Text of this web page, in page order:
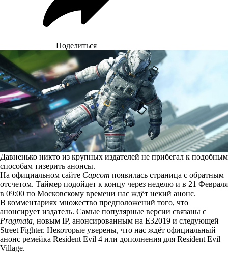
Поделиться
Давненько никто из крупных издателей не прибегал к подобным
способам тизерить анонсы.
На официальном сайте Capcom появилась страница с обратным
отсчетом. Таймер подойдет к концу через неделю и в 21 Февраля
в 09:00 по Московскому времени нас ждёт некий анонс.
В комментариях множество предположений того, что
анонсирует издатель. Самые популярные версии связаны с
Pragmata, новым IP, анонсированным на E32019 и следующей
Street Fighter. Некоторые уверены, что нас ждёт официальный
анонс ремейка Resident Evil 4 или дополнения для Resident Evil
Village.